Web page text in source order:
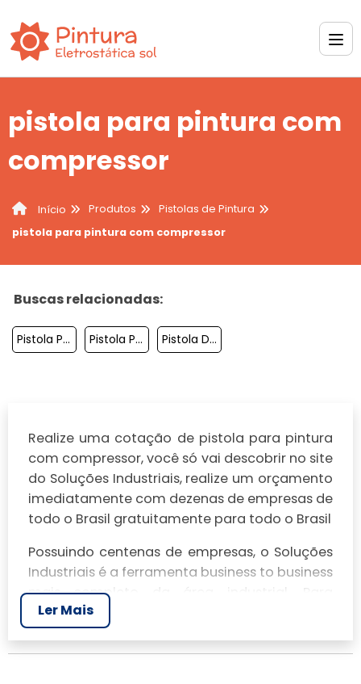
pistola para pintura com
compressor
Início Produtos
Pistolas de Pintura
pistola para pintura com compressor
Buscas relacionadas:
Pistola Para Pintura Eletrostatica Pistola Para Pintura Epoxi Pistola De Pintura 300ml
Realize uma cotação de pistola para pintura
com compressor, você só vai descobrir no site
do Soluções Industriais, realize um orçamento
imediatamente com dezenas de empresas de
todo o Brasil gratuitamente para todo o Brasil
Possuindo centenas de empresas, o Soluções
Industriais é a ferramenta business to business
mais completo da área industrial. Para
realizar um orçamento de pistola para
pintura com compressor, clique em um ou
mais dos anuciantes a seguir:
Ler Mais